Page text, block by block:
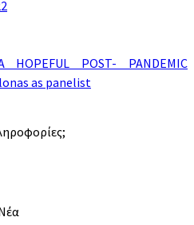
HOPEFUL POST- PANDEMIC
as panelist